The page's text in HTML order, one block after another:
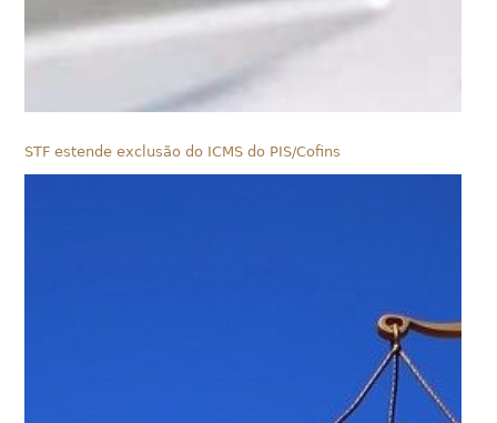
STF estende exclusão do ICMS do PIS/Cofins